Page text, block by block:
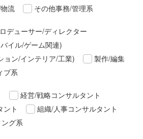
流
その他事務/管理系
デューサー/ディレクター
イル/ゲーム関連)
ョン/インテリア/工業)
製作/編集
ブ系
経営/戦略コンサルタント
ント
組織/人事コンサルタント
グ系